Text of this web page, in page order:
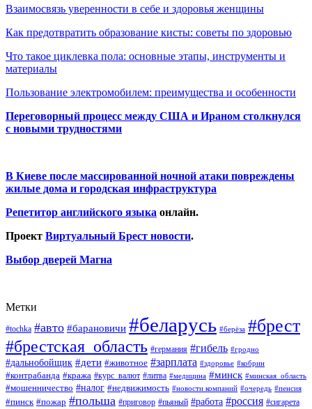
Взаимосвязь уверенности в себе и здоровья женщины
Как предотвратить образование кисты: советы по здоровью
Что такое циклевка пола: основные этапы, инструменты и
материалы
Пользование электромобилем: преимущества и особенности
Переговорный процесс между США и Ираном столкнулся
с новыми трудностями
В Киеве после массированной ночной атаки повреждены
жилые дома и городская инфраструктура
Репетитор английского языка онлайн.
Проект Виртуальный Брест новости.
Выбор дверей Магна
Метки
#tochka #авто #барановичи #беларусь #берёза #брест
#брестская_область #германия #гибель #гродно
#дальнобойщик #дети #животное #зарплата #здоровье #кобрин
#контрабанда #кража #курс_валют #литва #медицина #минск #минская_область
#мошенничество #налог #недвижимость #новости компаний #очередь #пенсия
#пинск #пожар #польша #приговор #пьяный #работа #россия #сигарета